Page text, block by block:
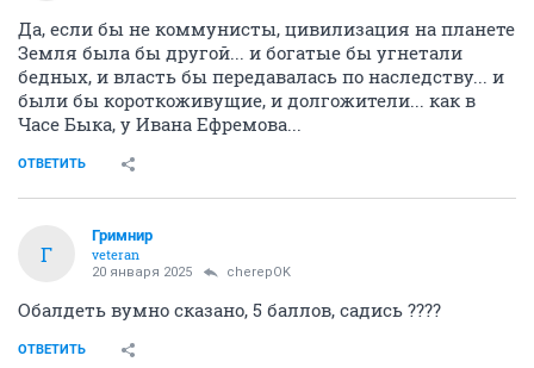
Да, если бы не коммунисты, цивилизация на планете
Земля была бы другой... и богатые бы угнетали
бедных, и власть бы передавалась по наследству... и
были бы короткоживущие, и долгожители... как в
Часе Быка, у Ивана Ефремова...
ОТВЕТИТЬ
Г
Гримнир
veteran
20 января 2025 cherepOK
Обалдеть вумно сказано, 5 баллов, садись ????
ОТВЕТИТЬ